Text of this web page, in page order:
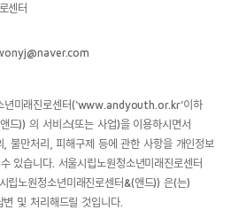
센터
년미래진로센터(‘www.andyouth.or.kr’이하
드)) 의 서비스(또는 사업)을 이용하시면서
불만처리, 피해구제 등에 관한 사항을 개인정보
있습니다. 서울시립노원청소년미래진로센터
노원청소년미래진로센터&(앤드)) 은(는)
및 처리해드릴 것입니다.